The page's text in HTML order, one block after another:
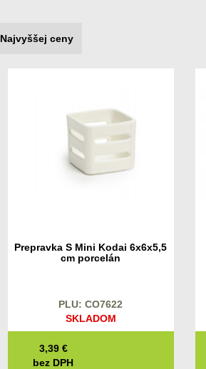
Najvyššej ceny
Prepravka S Mini Kodai 6x6x5,5
cm porcelán
PLU: CO7622
SKLADOM
3,39 €
bez DPH